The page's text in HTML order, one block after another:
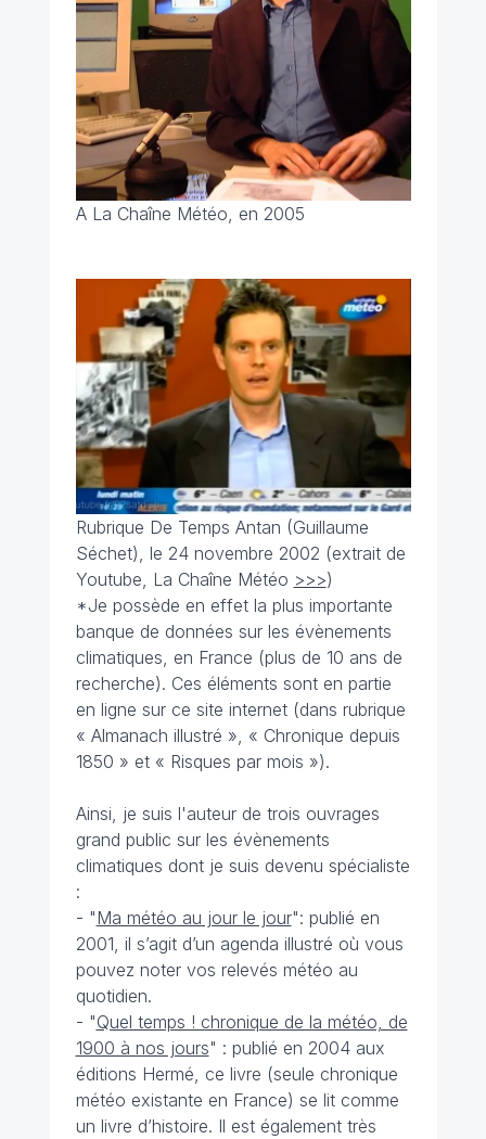
A La Chaîne Météo, en 2005
Rubrique De Temps Antan (Guillaume
Séchet), le 24 novembre 2002 (extrait de
Youtube, La Chaîne Météo >>>)
*Je possède en effet la plus importante
banque de données sur les évènements
climatiques, en France (plus de 10 ans de
recherche). Ces éléments sont en partie
en ligne sur ce site internet (dans rubrique
« Almanach illustré », « Chronique depuis
1850 » et « Risques par mois »).
Ainsi, je suis l'auteur de trois ouvrages
grand public sur les évènements
climatiques dont je suis devenu spécialiste
:
- "Ma météo au jour le jour": publié en
2001, il s’agit d’un agenda illustré où vous
pouvez noter vos relevés météo au
quotidien.
- "Quel temps ! chronique de la météo, de
1900 à nos jours" : publié en 2004 aux
éditions Hermé, ce livre (seule chronique
météo existante en France) se lit comme
un livre d’histoire. Il est également très